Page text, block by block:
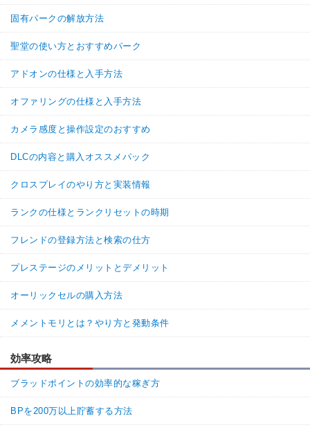
固有パークの解放方法
聖堂の使い方とおすすめパーク
アドオンの仕様と入手方法
オファリングの仕様と入手方法
カメラ感度と操作設定のおすすめ
DLCの内容と購入オススメパック
クロスプレイのやり方と実装情報
ランクの仕様とランクリセットの時期
フレンドの登録方法と検索の仕方
プレステージのメリットとデメリット
オーリックセルの購入方法
メメントモリとは？やり方と発動条件
効率攻略
ブラッドポイントの効率的な稼ぎ方
BPを200万以上貯蓄する方法